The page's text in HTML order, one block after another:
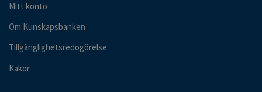
Mitt konto
Om Kunskapsbanken
Tillgänglighetsredogörelse
Kakor